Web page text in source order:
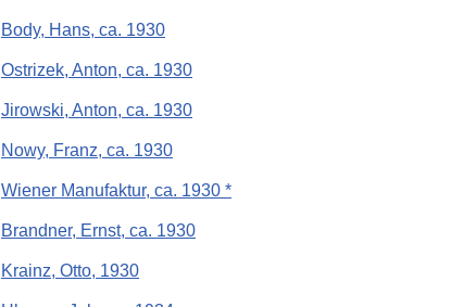
Body, Hans, ca. 1930
Ostrizek, Anton, ca. 1930
Jirowski, Anton, ca. 1930
Nowy, Franz, ca. 1930
Wiener Manufaktur, ca. 1930 *
Brandner, Ernst, ca. 1930
Krainz, Otto, 1930